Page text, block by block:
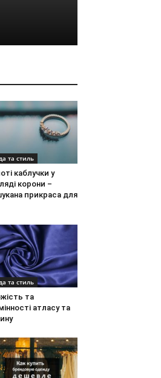
та стиль
каблучки у
корони –
прикраса для
та стиль
та
атласу та